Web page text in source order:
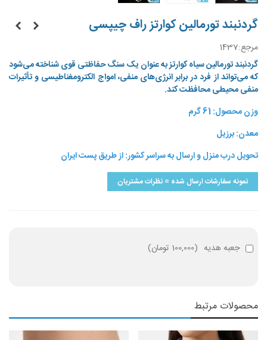
گردنبند تورمالین کوارتز راف چیپسی
مرجع:1437
گردنبند تورمالین سیاه کوارتز به عنوان یک سنگ حفاظتی قوی شناخته می‌شود
که می‌تواند از فرد در برابر انرژی‌های منفی، امواج الکترومغناطیسی و تأثیرات
منفی محیطی محافظت کند.
وزن محصول: 61 گرم
معدن: برزیل
تحویل درب منزل و ارسال به سراسر کشور: از طریق پست ایران
نمونه سفارشات ارسال شده = نظرات مشتریان
جعبه هدیه (100,000 تومان )
محصولات مرتبط